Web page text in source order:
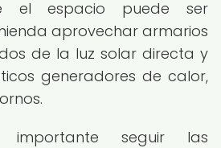
el espacio puede ser
aprovechar armarios
de la luz solar directa y
generadores de calor,
importante seguir las